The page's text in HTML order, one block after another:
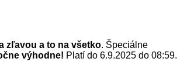
zľavou a to na všetko. Špeciálne
výhodne! Platí do 6.9.2025 do 08:59.